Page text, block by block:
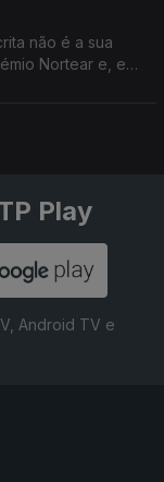
não é a sua
Nortear e, em
Play
Android TV e